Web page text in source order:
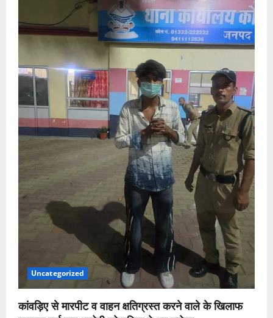
Uncategorized
कांवड़िए से मारपीट व वाहन क्षतिग्रस्त करने वाले के खिलाफ